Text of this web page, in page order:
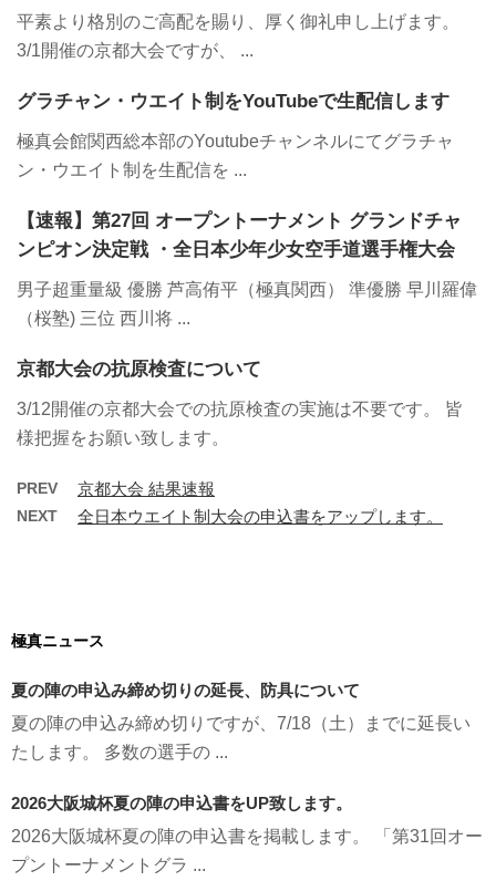
平素より格別のご高配を賜り、厚く御礼申し上げます。
3/1開催の京都大会ですが、 ...
グラチャン・ウエイト制をYouTubeで生配信します
極真会館関西総本部のYoutubeチャンネルにてグラチャ
ン・ウエイト制を生配信を ...
【速報】第27回 オープントーナメント グランドチャ
ンピオン決定戦 ・全日本少年少女空手道選手権大会
男子超重量級 優勝 芦高侑平（極真関西） 準優勝 早川羅偉
（桜塾) 三位 西川将 ...
京都大会の抗原検査について
3/12開催の京都大会での抗原検査の実施は不要です。 皆
様把握をお願い致します。
PREV 京都大会 結果速報
NEXT 全日本ウエイト制大会の申込書をアップします。
極真ニュース
夏の陣の申込み締め切りの延長、防具について
夏の陣の申込み締め切りですが、7/18（土）までに延長い
たします。 多数の選手の ...
2026大阪城杯夏の陣の申込書をUP致します。
2026大阪城杯夏の陣の申込書を掲載します。 「第31回オー
プントーナメントグラ ...